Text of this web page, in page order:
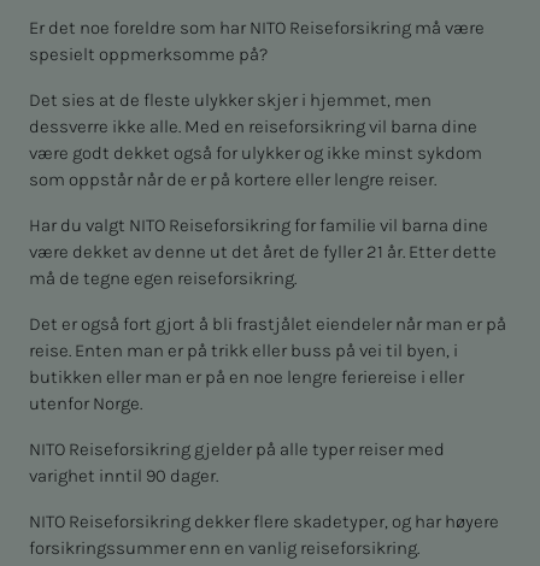
Er det noe foreldre som har NITO Reiseforsikring må være
spesielt oppmerksomme på?
Det sies at de fleste ulykker skjer i hjemmet, men
dessverre ikke alle. Med en reiseforsikring vil barna dine
være godt dekket også for ulykker og ikke minst sykdom
som oppstår når de er på kortere eller lengre reiser.
Har du valgt NITO Reiseforsikring for familie vil barna dine
være dekket av denne ut det året de fyller 21 år. Etter dette
må de tegne egen reiseforsikring.
Det er også fort gjort å bli frastjålet eiendeler når man er på
reise. Enten man er på trikk eller buss på vei til byen, i
butikken eller man er på en noe lengre feriereise i eller
utenfor Norge.
NITO Reiseforsikring gjelder på alle typer reiser med
varighet inntil 90 dager.
NITO Reiseforsikring dekker flere skadetyper, og har høyere
forsikringssummer enn en vanlig reiseforsikring.